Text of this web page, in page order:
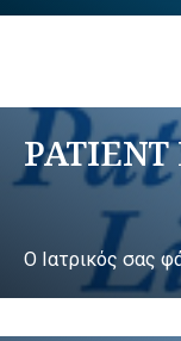
Ο Ιατρικός σας